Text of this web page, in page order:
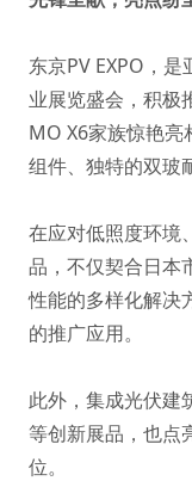
东京PV EXPO，
业展览盛会，积极
MO X6家族惊艳
组件、独特的双玻
在应对低照度环境
品，不仅契合日本
性能的多样化解决
的推广应用。
此外，集成光伏建
等创新展品，也点
位。